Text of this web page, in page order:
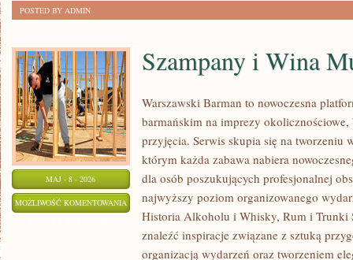
POSTED BY ADMIN
MAJ - 8 - 2026
MOŻLIWOŚĆ KOMENTOWANIA SZAMPANY
WINA
Szampany i Wina
Warszawski Barman to nowoczesna
barmańskim na imprezy
przyjęcia. Serwis skupia się na tworzeniu
którym każda zabawa nabiera
dla osób poszukujących profesjonalnej
najwyższy poziom organizowanego
Historia Alkoholu i Whisky, Rum i Trunki
znaleźć inspiracje związane z sztuką
organizacją wydarzeń oraz tworzeniem